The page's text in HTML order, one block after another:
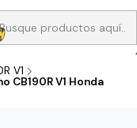
o 1 Aceite semi
o CBF160M a 13
V1
CB190R V1 Honda